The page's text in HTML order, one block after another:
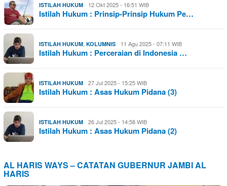
ISTILAH HUKUM 12 Okt 2025 - 16:51 WIB
Istilah Hukum : Prinsip-Prinsip Hukum Pe…
ISTILAH HUKUM, KOLUMNIS 11 Agu 2025 - 07:11 WIB
Istilah Hukum : Perceraian di Indonesia …
ISTILAH HUKUM 27 Jul 2025 - 15:25 WIB
Istilah Hukum : Asas Hukum Pidana (3)
ISTILAH HUKUM 26 Jul 2025 - 14:58 WIB
Istilah Hukum : Asas Hukum Pidana (2)
AL HARIS WAYS – CATATAN GUBERNUR JAMBI AL
HARIS